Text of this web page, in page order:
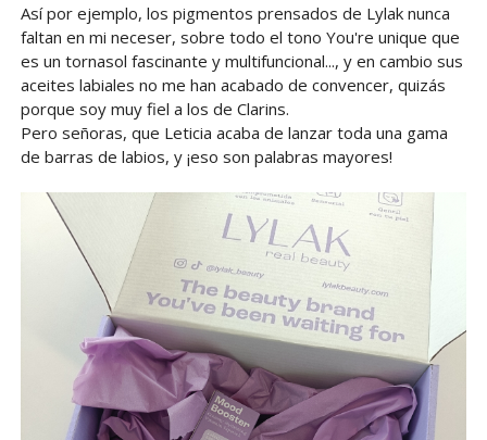
Así por ejemplo, los pigmentos prensados de Lylak nunca
faltan en mi neceser, sobre todo el tono You're unique que
es un tornasol fascinante y multifuncional..., y en cambio sus
aceites labiales no me han acabado de convencer, quizás
porque soy muy fiel a los de Clarins.
Pero señoras, que Leticia acaba de lanzar toda una gama
de barras de labios, y ¡eso son palabras mayores!